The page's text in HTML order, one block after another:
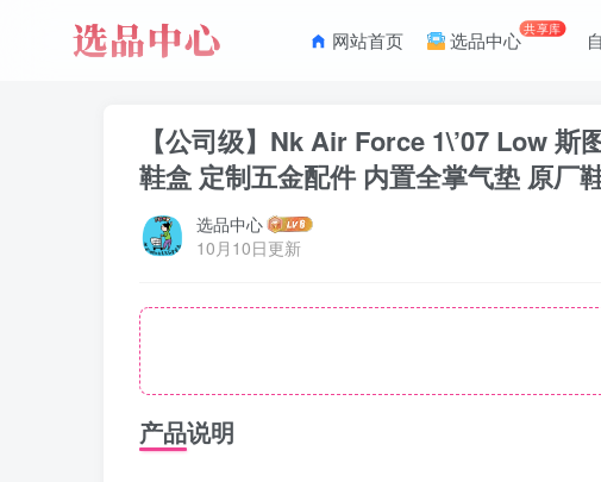
网站首页 选品中心共享库
【公司级】Nk Air Force 1\’07 Low
鞋盒 定制五金配件 内置全掌气垫 原厂
选品中心
10月10日更新
产品说明